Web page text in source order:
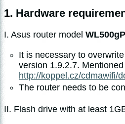
1. Hardware
I. Asus router model WL500gP
It is necessary to
version 1.9.2.7.
http://koppel.cz/cdmawifi/
The router needs to be
II. Flash drive with at least